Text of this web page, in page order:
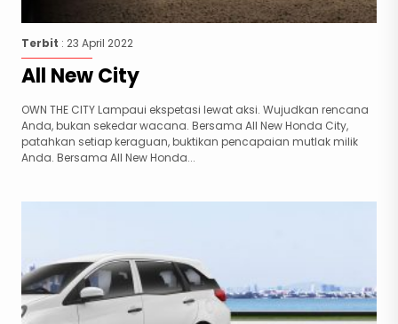
Terbit : 23 April 2022
All New City
OWN THE CITY Lampaui ekspetasi lewat aksi. Wujudkan rencana
Anda, bukan sekedar wacana. Bersama All New Honda City,
patahkan setiap keraguan, buktikan pencapaian mutlak milik
Anda. Bersama All New Honda...